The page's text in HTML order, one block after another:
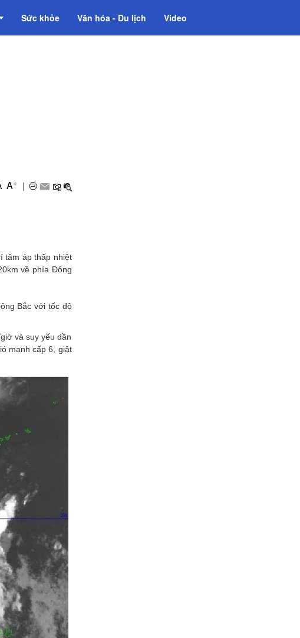
Sức khỏe Văn hóa - Du lịch Video
A+ |
tâm áp thấp nhiệt
về phía Đông
Bắc với tốc độ
và suy yếu dần
mạnh cấp 6, giật